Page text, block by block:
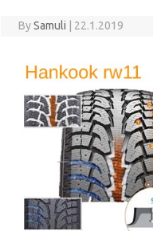
BySamuli 22.1.2019